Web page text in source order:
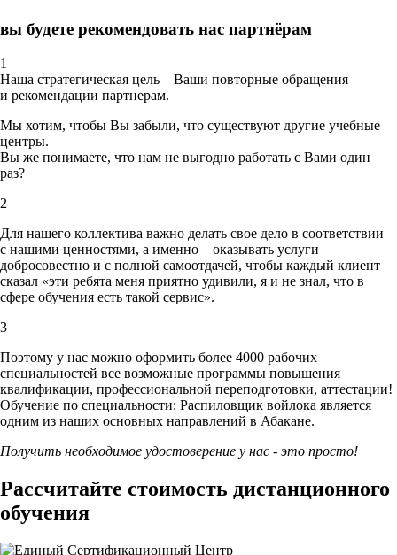
вы будете рекомендовать нас партнёрам
1
Наша стратегическая цель – Ваши повторные обращения
и рекомендации партнерам.
Мы хотим, чтобы Вы забыли, что существуют другие учебные
центры.
Вы же понимаете, что нам не выгодно работать с Вами один
раз?
2
Для нашего коллектива важно делать свое дело в соответствии
с нашими ценностями, а именно – оказывать услуги
добросовестно и с полной самоотдачей, чтобы каждый клиент
сказал «эти ребята меня приятно удивили, я и не знал, что в
сфере обучения есть такой сервис».
3
Поэтому у нас можно оформить более 4000 рабочих
специальностей все возможные программы повышения
квалификации, профессиональной переподготовки, аттестации!
Обучение по специальности: Распиловщик войлока является
одним из наших основных направлений в Абакане.
Получить необходимое удостоверение у нас - это просто!
Рассчитайте стоимость дистанционного
обучения